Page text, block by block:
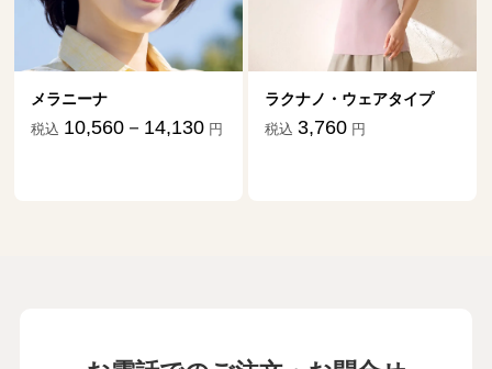
メラニーナ
税込 10,560－14,130 円
ラクナノ・ウェアタイプ
税込 3,760 円